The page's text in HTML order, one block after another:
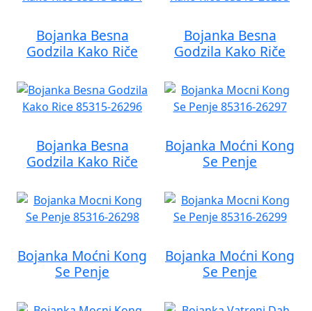
Bojanka Besna
Godzila Kako Riče
Bojanka Besna
Godzila Kako Riče
Bojanka Besna
Godzila Kako Riče
Bojanka Moćni Kong
Se Penje
Bojanka Moćni Kong
Se Penje
Bojanka Moćni Kong
Se Penje